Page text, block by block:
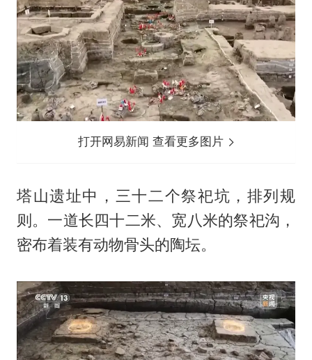
打开网易新闻 查看更多图片
塔山遗址中，三十二个祭祀坑，排列规
则。一道长四十二米、宽八米的祭祀沟，
密布着装有动物骨头的陶坛。